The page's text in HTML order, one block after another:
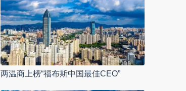
两温商上榜“福布斯中国最佳CEO”